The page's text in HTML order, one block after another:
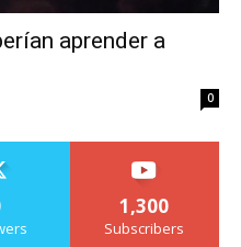
aprender a
0
1,300
Subscribers